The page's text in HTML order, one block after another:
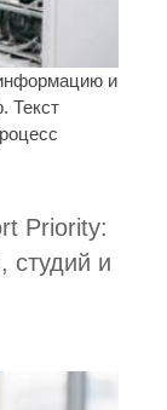
и
Текст
Priority:
студий и